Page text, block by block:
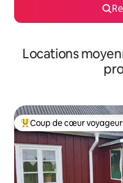
Locations
Coups de cœur
Coup de cœur